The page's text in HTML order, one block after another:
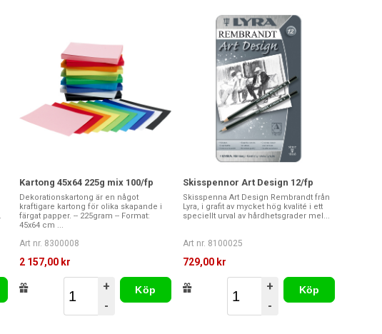
Kartong 45x64 225g mix 100/fp
Dekorationskartong är en något
kraftigare kartong för olika skapande i
färgat papper. -- 225gram -- Format:
45x64 cm ...
Art nr. 8300008
2 157,00 kr
+
-
Köp
Skisspennor Art Design 12/fp
Skisspenna Art Design Rembrandt från
Lyra, i grafit av mycket hög kvalité i ett
speciellt urval av hårdhetsgrader mel...
Art nr. 8100025
729,00 kr
+
-
Köp